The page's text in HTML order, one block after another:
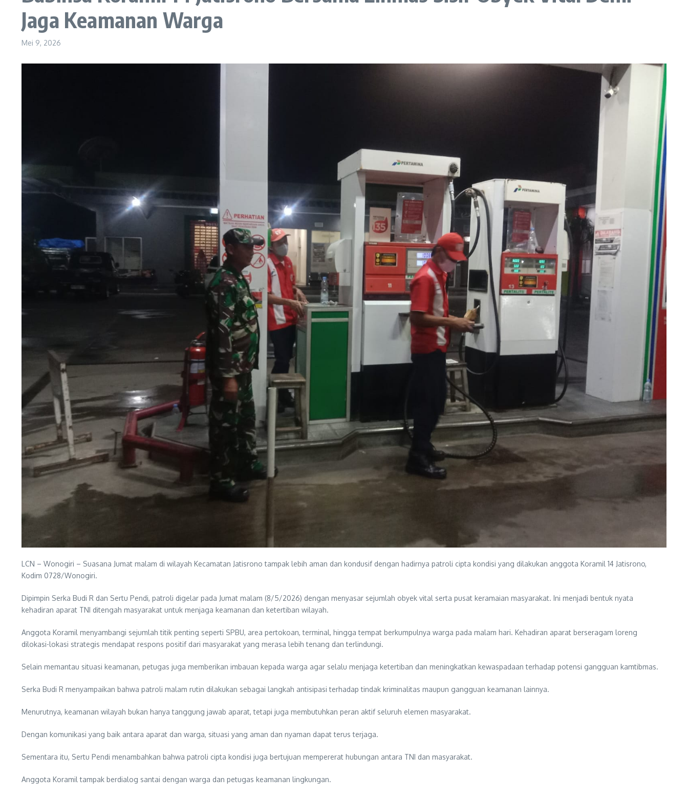
Jaga Keamanan Warga
Mei 9, 2026
LCN – Wonogiri – Suasana Jumat malam di wilayah Kecamatan Jatisrono tampak lebih aman dan kondusif dengan hadirnya patroli cipta kondisi yang dilakukan anggota Koramil 14 Jatisrono,
Kodim 0728/Wonogiri.
Dipimpin Serka Budi R dan Sertu Pendi, patroli digelar pada Jumat malam (8/5/2026) dengan menyasar sejumlah obyek vital serta pusat keramaian masyarakat. Ini menjadi bentuk nyata
kehadiran aparat TNI ditengah masyarakat untuk menjaga keamanan dan ketertiban wilayah.
Anggota Koramil menyambangi sejumlah titik penting seperti SPBU, area pertokoan, terminal, hingga tempat berkumpulnya warga pada malam hari. Kehadiran aparat berseragam loreng
dilokasi-lokasi strategis mendapat respons positif dari masyarakat yang merasa lebih tenang dan terlindungi.
Selain memantau situasi keamanan, petugas juga memberikan imbauan kepada warga agar selalu menjaga ketertiban dan meningkatkan kewaspadaan terhadap potensi gangguan kamtibmas.
Serka Budi R menyampaikan bahwa patroli malam rutin dilakukan sebagai langkah antisipasi terhadap tindak kriminalitas maupun gangguan keamanan lainnya.
Menurutnya, keamanan wilayah bukan hanya tanggung jawab aparat, tetapi juga membutuhkan peran aktif seluruh elemen masyarakat.
Dengan komunikasi yang baik antara aparat dan warga, situasi yang aman dan nyaman dapat terus terjaga.
Sementara itu, Sertu Pendi menambahkan bahwa patroli cipta kondisi juga bertujuan mempererat hubungan antara TNI dan masyarakat.
Anggota Koramil tampak berdialog santai dengan warga dan petugas keamanan lingkungan.